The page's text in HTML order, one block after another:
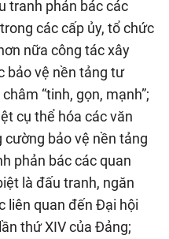
tranh phản bác các
các cấp ủy, tổ chức
nữa công tác xây
bảo vệ nền tảng tư
“tinh, gọn, mạnh”;
cụ thể hóa các văn
cường bảo vệ nền tảng
phản bác các quan
là đấu tranh, ngăn
liên quan đến Đại hội
thứ XIV của Đảng;